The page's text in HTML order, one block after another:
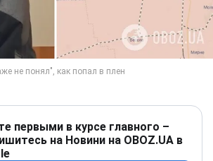
первыми в курсе главного –
на Новини на OBOZ.UA в